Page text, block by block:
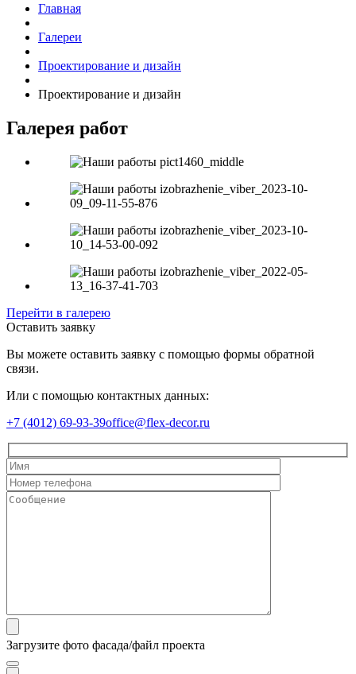
Главная
Галереи
Проектирование и дизайн
Проектирование и дизайн
Галерея работ
Перейти в галерею
Оставить заявку
Вы можете оставить заявку с помощью формы обратной
связи.
Или с помощью контактных данных:
+7 (4012) 69-93-39office@flex-decor.ru
Загрузите фото фасада/файл проекта